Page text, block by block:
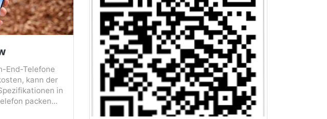
End-Telefone
kann der
in
packen...